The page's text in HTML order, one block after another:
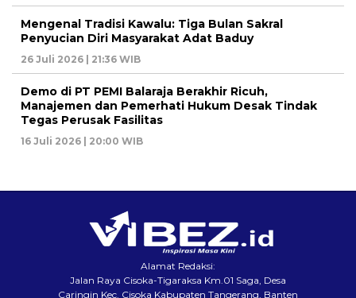
Mengenal Tradisi Kawalu: Tiga Bulan Sakral
Penyucian Diri Masyarakat Adat Baduy
26 Juli 2026 | 21:36 WIB
Demo di PT PEMI Balaraja Berakhir Ricuh,
Manajemen dan Pemerhati Hukum Desak Tindak
Tegas Perusak Fasilitas
16 Juli 2026 | 20:00 WIB
Alamat Redaksi:
Jalan Raya Cisoka-Tigaraksa Km.01 Saga, Desa
Caringin Kec. Cisoka Kabupaten Tangerang, Banten